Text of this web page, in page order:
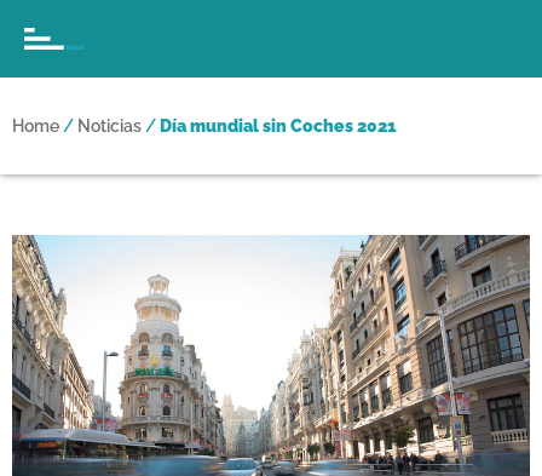
Home / Noticias / Día mundial sin Coches 2021